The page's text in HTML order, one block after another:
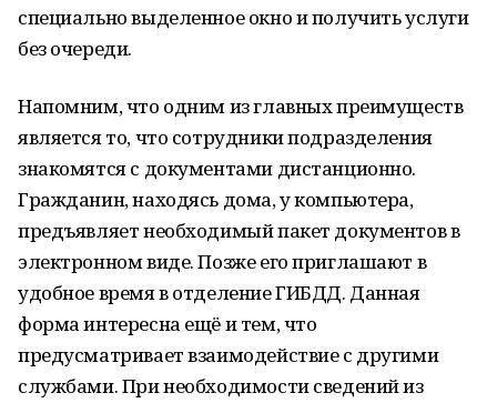
специально выделенное окно и получить услуги
без очереди.
Напомним, что одним из главных преимуществ
является то, что сотрудники подразделения
знакомятся с документами дистанционно.
Гражданин, находясь дома, у компьютера,
предъявляет необходимый пакет документов в
электронном виде. Позже его приглашают в
удобное время в отделение ГИБДД. Данная
форма интересна ещё и тем, что
предусматривает взаимодействие с другими
службами. При необходимости сведений из